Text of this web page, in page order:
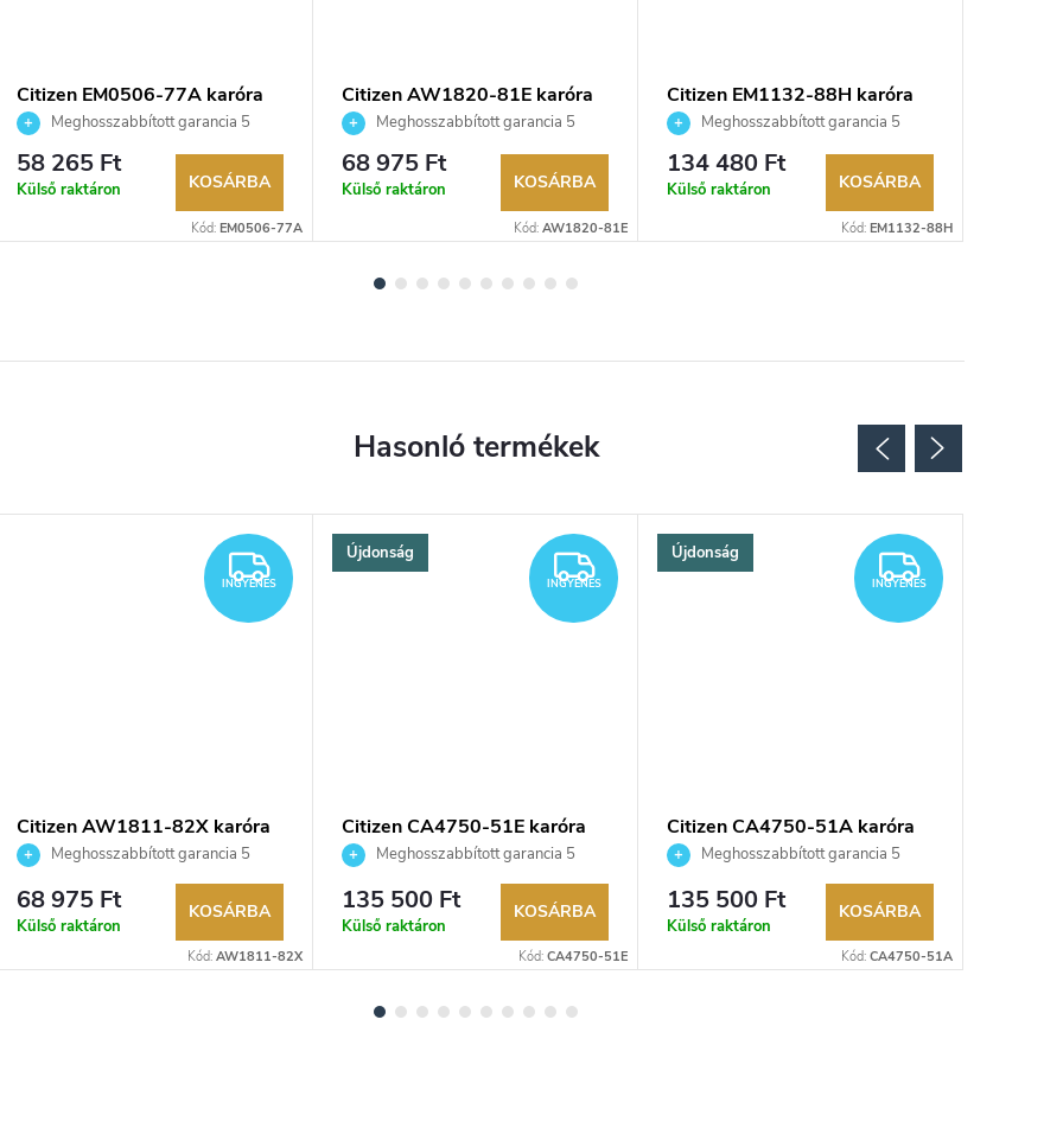
Citizen EM0506-77A karóra
Meghosszabbított garancia 5
évre. Akár 100 napos visszaküldési
lehetőség. Hivatalos márkakereskedő.
58 265 Ft
Külső raktáron KOSÁRBA
Kód: EM0506-77A
Citizen AW1820-81E karóra
Meghosszabbított garancia 5
évre. Akár 100 napos visszaküldési
lehetőség. Hivatalos márkakereskedő.
68 975 Ft
Külső raktáron KOSÁRBA
Kód: AW1820-81E
Citizen EM1132-88H karóra
Meghosszabbított garancia 5
évre. Akár 100 napos visszaküldési
lehetőség. Hivatalos márkakereskedő.
134 480 Ft
Külső raktáron KOSÁRBA
Kód: EM1132-88H
INGYENES
INGYENES
Citizen AW1811-82X karóra
Meghosszabbított garancia 5
évre. Akár 100 napos visszaküldési
lehetőség. Hivatalos márkakereskedő.
68 975 Ft
Külső raktáron
KOSÁRBA
Kód: AW1811-82X
Újdonság INGYENES
INGYENES
Citizen CA4750-51E karóra
Meghosszabbított garancia 5
évre. Akár 100 napos visszaküldési
lehetőség. Hivatalos márkakereskedő.
135 500 Ft
Külső raktáron
KOSÁRBA
Kód: CA4750-51E
Újdonság INGYENES
INGYENES
Citizen CA4750-51A karóra
Meghosszabbított garancia 5
évre. Akár 100 napos visszaküldési
lehetőség. Hivatalos márkakereskedő.
135 500 Ft
Külső raktáron
KOSÁRBA
Kód: CA4750-51A